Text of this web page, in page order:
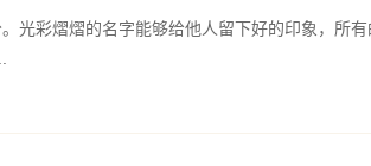
光彩熠熠的名字能够给他人留下好的印象，所有